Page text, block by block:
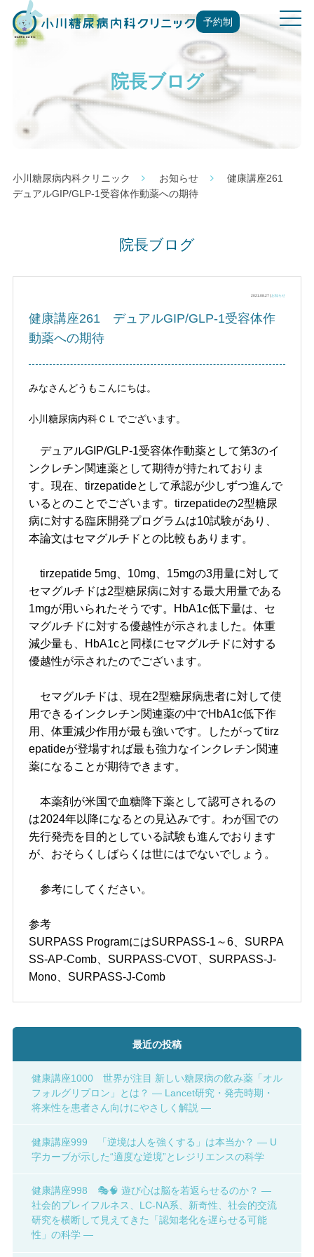
予約制
t
o
g
院長ブログ
小川糖尿病内科クリニック お知らせ
健康講座261
デュアルGIP/GLP-1受容体作動薬への期待
院長ブログ
2021.08.27 |お知らせ
健康講座261 デュアルGIP/GLP-1受容体作
動薬への期待
みなさんどうもこんにちは。
小川糖尿病内科ＣＬでございます。
デュアルGIP/GLP-1受容体作動薬として第3のイ
ンクレチン関連薬として期待が持たれておりま
す。現在、tirzepatideとして承認が少しずつ進んで
いるとのことでございます。tirzepatideの2型糖尿
病に対する臨床開発プログラムは10試験があり、
本論文はセマグルチドとの比較もあります。
tirzepatide 5mg、10mg、15mgの3用量に対して
セマグルチドは2型糖尿病に対する最大用量である
1mgが用いられたそうです。HbA1c低下量は、セ
マグルチドに対する優越性が示されました。体重
減少量も、HbA1cと同様にセマグルチドに対する
優越性が示されたのでございます。
セマグルチドは、現在2型糖尿病患者に対して使
用できるインクレチン関連薬の中でHbA1c低下作
用、体重減少作用が最も強いです。したがってtirz
epatideが登場すれば最も強力なインクレチン関連
薬になることが期待できます。
本薬剤が米国で血糖降下薬として認可されるの
は2024年以降になるとの見込みです。わが国での
先行発売を目的としている試験も進んでおります
が、おそらくしばらくは世にはでないでしょう。
参考にしてください。
参考
SURPASS ProgramにはSURPASS-1～6、SURPA
SS-AP-Comb、SURPASS-CVOT、SURPASS-J-
Mono、SURPASS-J-Comb
最近の投稿
健康講座1000 世界が注目 新しい糖尿病の飲み薬「オル
フォルグリプロン」とは？ ― Lancet研究・発売時期・
将来性を患者さん向けにやさしく解説 ―
健康講座999 「逆境は人を強くする」は本当か？ ― U
字カーブが示した“適度な逆境”とレジリエンスの科学
健康講座998 🎭🧠 遊び心は脳を若返らせるのか？ ―
社会的プレイフルネス、LC-NA系、新奇性、社会的交流
研究を横断して見えてきた「認知老化を遅らせる可能
性」の科学 ―